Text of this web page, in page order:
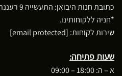
כתובת חנות היבואן: התעשייה 9 רעננה
*חניה ללקוחותינו.
שירות לקוחות: [email protected]
שעות פתיחה:
א – ה: 18:00 – 09:00